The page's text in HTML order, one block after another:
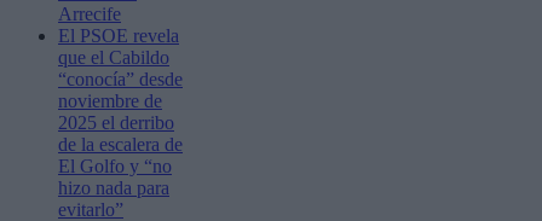
Arrecife
El PSOE revela
que el Cabildo
“conocía” desde
noviembre de
2025 el derribo
de la escalera de
El Golfo y “no
hizo nada para
evitarlo”